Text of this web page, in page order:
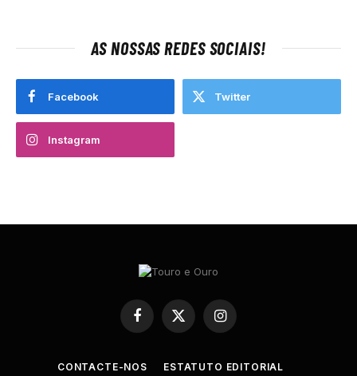
AS NOSSAS REDES SOCIAIS!
Facebook Twitter
Instagram
Facebook
X
Instagram
CONTACTE-NOS ESTATUTO EDITORIAL